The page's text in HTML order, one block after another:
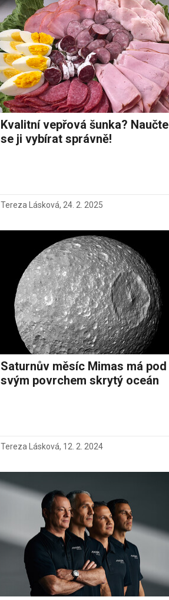
Ostatní
Kvalitní vepřová šunka? Naučte
se ji vybírat správně!
Tereza Lásková, 24. 2. 2025
Saturnův měsíc Mimas má pod
svým povrchem skrytý oceán
Tereza Lásková, 12. 2. 2024